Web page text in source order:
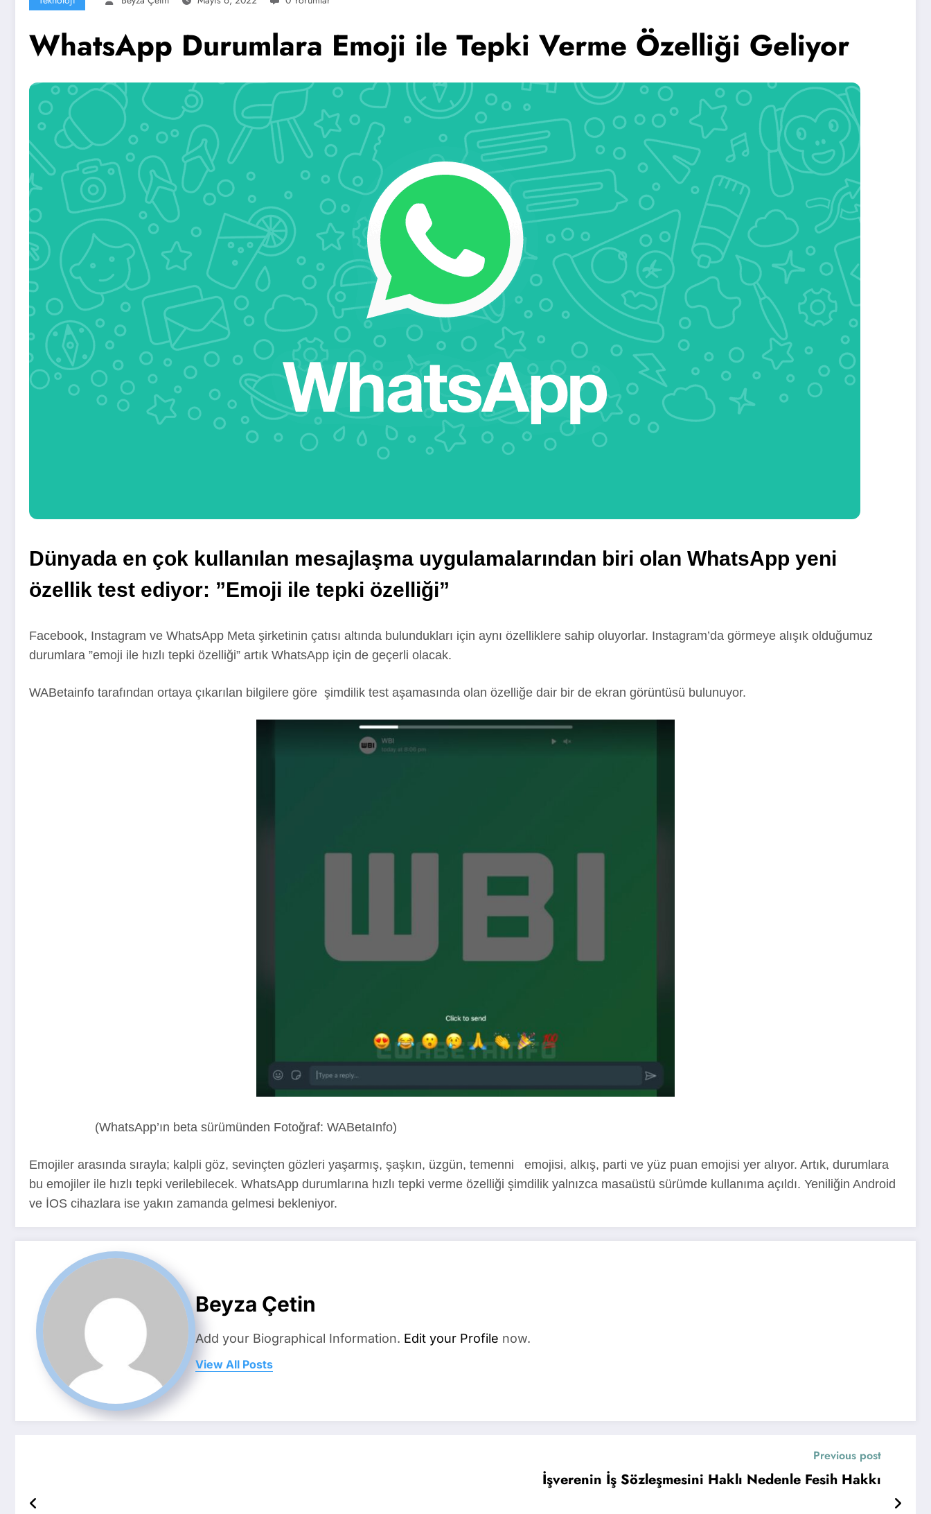
WhatsApp Durumlara Emoji ile Tepki Verme Özelliği Geliyor
Dünyada en çok kullanılan mesajlaşma uygulamalarından biri olan WhatsApp yeni
özellik test ediyor: ”Emoji ile tepki özelliği”
Facebook, Instagram ve WhatsApp Meta şirketinin çatısı altında bulundukları için aynı özelliklere sahip oluyorlar. Instagram’da görmeye alışık olduğumuz
durumlara ”emoji ile hızlı tepki özelliği” artık WhatsApp için de geçerli olacak.
WABetainfo tarafından ortaya çıkarılan bilgilere göre şimdilik test aşamasında olan özelliğe dair bir de ekran görüntüsü bulunuyor.
(WhatsApp’ın beta sürümünden Fotoğraf: WABetaInfo)
Emojiler arasında sırayla; kalpli göz, sevinçten gözleri yaşarmış, şaşkın, üzgün, temenni emojisi, alkış, parti ve yüz puan emojisi yer alıyor. Artık, durumlara
bu emojiler ile hızlı tepki verilebilecek. WhatsApp durumlarına hızlı tepki verme özelliği şimdilik yalnızca masaüstü sürümde kullanıma açıldı. Yeniliğin Android
ve İOS cihazlara ise yakın zamanda gelmesi bekleniyor.
Beyza Çetin
Add your Biographical Information. Edit your Profile now.
View All Posts
Previous post
İşverenin İş Sözleşmesini Haklı Nedenle Fesih Hakkı